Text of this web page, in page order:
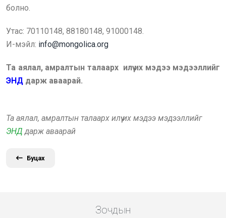
болно.
Утас: 70110148, 88180148, 91000148.
И-мэйл: info@mongolica.org
Та аялал, амралтын талаарх илүү их мэдээ мэдээллийг
ЭНД дарж аваарай.
Та аялал, амралтын талаарх илүү их мэдээ мэдээллийг
ЭНД дарж аваарай
Буцах
Зочдын